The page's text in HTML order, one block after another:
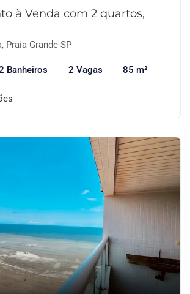
à Venda com 2 quartos,
Praia Grande-SP
Banheiros 2 Vagas 85 m²